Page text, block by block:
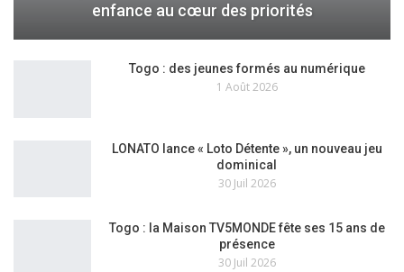
enfance au cœur des priorités
Togo : des jeunes formés au numérique
1 Août 2026
LONATO lance « Loto Détente », un nouveau jeu
dominical
30 Juil 2026
Togo : la Maison TV5MONDE fête ses 15 ans de
présence
30 Juil 2026